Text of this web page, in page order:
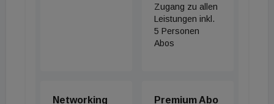
Zugang zu allen
Leistungen inkl.
5 Personen
Abos
Networking
Premium Abo